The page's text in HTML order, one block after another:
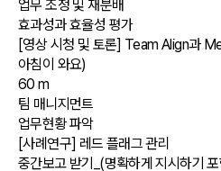
업무 조정 및 재분배
효과성과 효율성 평가
[영상 시청 및 토론] Team Align과
아침이 와요)
60 m
팀 매니지먼트
업무현황 파악
[사례연구] 레드 플래그 관리
중간보고 받기_(명확하게 지시하기